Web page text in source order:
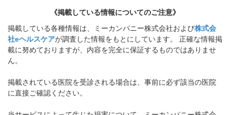
《掲載している情報についてのご注意》
掲載している各種情報は、ミーカンパニー株式会社および株式会
社eヘルスケアが調査した情報をもとにしています。 正確な情報掲
載に努めておりますが、内容を完全に保証するものではありませ
ん。
掲載されている医院を受診される場合は、事前に必ず該当の医院
に直接ご確認ください。